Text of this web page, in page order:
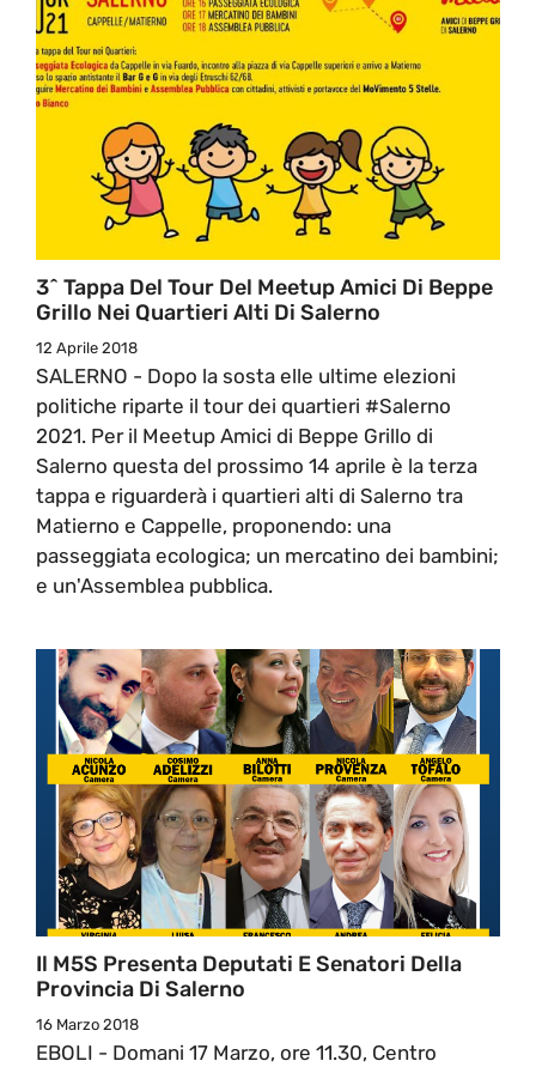
3^ Tappa Del Tour Del Meetup Amici Di Beppe
Grillo Nei Quartieri Alti Di Salerno
12 Aprile 2018
SALERNO - Dopo la sosta elle ultime elezioni
politiche riparte il tour dei quartieri #Salerno
2021. Per il Meetup Amici di Beppe Grillo di
Salerno questa del prossimo 14 aprile è la terza
tappa e riguarderà i quartieri alti di Salerno tra
Matierno e Cappelle, proponendo: una
passeggiata ecologica; un mercatino dei bambini;
e un'Assemblea pubblica.
Il M5S Presenta Deputati E Senatori Della
Provincia Di Salerno
16 Marzo 2018
EBOLI - Domani 17 Marzo, ore 11.30, Centro